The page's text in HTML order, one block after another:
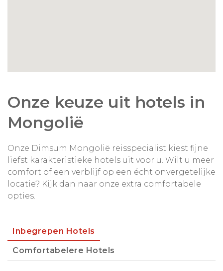
Onze keuze uit hotels in
Mongolië
Onze Dimsum Mongolië reisspecialist kiest fijne
liefst karakteristieke hotels uit voor u. Wilt u meer
comfort of een verblijf op een écht onvergetelijke
locatie? Kijk dan naar onze extra comfortabele
opties.
Inbegrepen Hotels
Comfortabelere Hotels